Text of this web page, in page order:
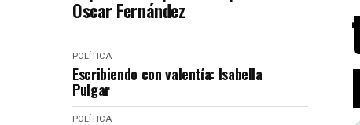
Oscar Fernández
POLÍTICA
Escribiendo con valentía: Isabella
Pulgar
POLÍTICA